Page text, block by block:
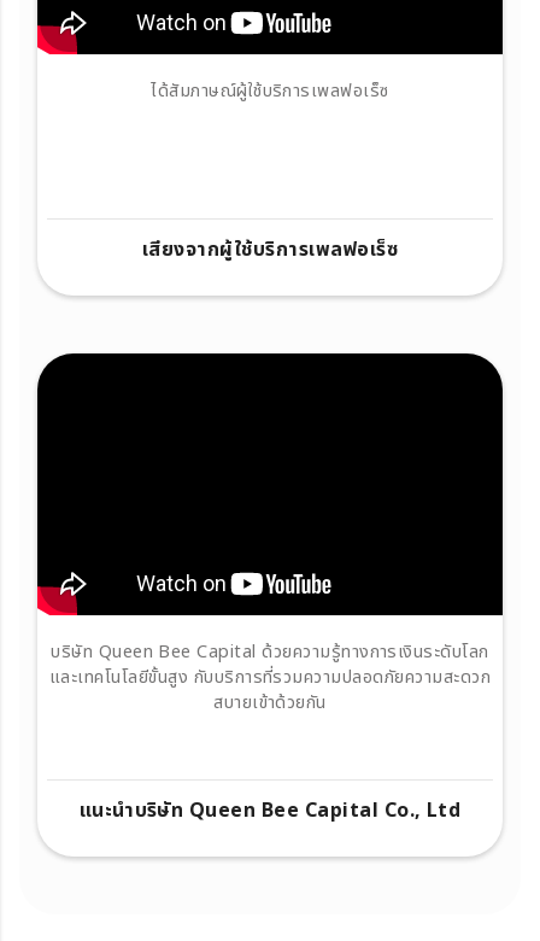
ได้สัมภาษณ์ผู้ใช้บริการเพลฟอเร็ซ
เสียงจากผู้ใช้บริการเพลฟอเร็ซ
บริษัท Queen Bee Capital ด้วยความรู้ทางการเงินระดับโลก
และเทคโนโลยีขั้นสูง กับบริการที่รวมความปลอดภัยความสะดวก
สบายเข้าด้วยกัน
แนะนำบริษัท Queen Bee Capital Co., Ltd